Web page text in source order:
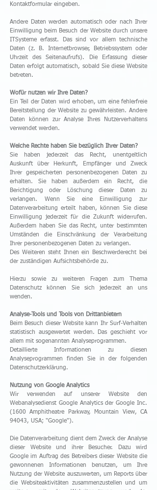
Kontaktformular eingeben.
Andere Daten werden automatisch oder nach Ihrer
Einwilligung beim Besuch der Website durch unsere
ITSysteme erfasst. Das sind vor allem technische
Daten (z. B. Internetbrowser, Betriebssystem oder
Uhrzeit des Seitenaufrufs). Die Erfassung dieser
Daten erfolgt automatisch, sobald Sie diese Website
betreten.
Wofür nutzen wir Ihre Daten?
Ein Teil der Daten wird erhoben, um eine fehlerfreie
Bereitstellung der Website zu gewährleisten. Andere
Daten können zur Analyse Ihres Nutzerverhaltens
verwendet werden.
Welche Rechte haben Sie bezüglich Ihrer Daten?
Sie haben jederzeit das Recht, unentgeltlich
Auskunft über Herkunft, Empfänger und Zweck
Ihrer gespeicherten personenbezogenen Daten zu
erhalten. Sie haben außerdem ein Recht, die
Berichtigung oder Löschung dieser Daten zu
verlangen. Wenn Sie eine Einwilligung zur
Datenverarbeitung erteilt haben, können Sie diese
Einwilligung jederzeit für die Zukunft widerrufen.
Außerdem haben Sie das Recht, unter bestimmten
Umständen die Einschränkung der Verarbeitung
Ihrer personenbezogenen Daten zu verlangen.
Des Weiteren steht Ihnen ein Beschwerderecht bei
der zuständigen Aufsichtsbehörde zu.
Hierzu sowie zu weiteren Fragen zum Thema
Datenschutz können Sie sich jederzeit an uns
wenden.
Analyse-Tools und Tools von Drittanbietern
Beim Besuch dieser Website kann Ihr Surf-Verhalten
statistisch ausgewertet werden. Das geschieht vor
allem mit sogenannten Analyseprogrammen.
Detaillierte Informationen zu diesen
Analyseprogrammen finden Sie in der folgenden
Datenschutzerklärung.
Nutzung von Google Analytics
Wir verwenden auf unserer Website den
Webanalysedienst Google Analytics der Google Inc.
(1600 Amphitheatre Parkway, Mountain View, CA
94043, USA; "Google").
Die Datenverarbeitung dient dem Zweck der Analyse
dieser Website und ihrer Besucher. Dazu wird
Google im Auftrag des Betreibers dieser Website die
gewonnenen Informationen benutzen, um Ihre
Nutzung der Website auszuwerten, um Reports über
die Websiteaktivitäten zusammenzustellen und um